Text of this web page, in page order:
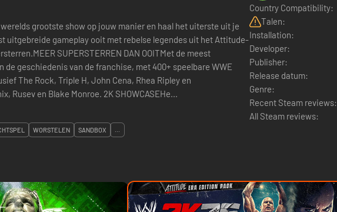
werelds grootste show op jouw manier en haal het uiterste uit je
uitgebreide gameplay ooit met rebelse legendes uit het Attitude-
SUPERSTERREN DAN OOITMet de meest
geschiedenis van de franchise, met 400+ speelbare WWE
The Rock, Triple H, John Cena, Rhea Ripley en
publieksfavorieten als Rey Fénix, Rusev en Blake Monroe. 2K SHOWCASEHe...
Country Compatibility:
Talen:
Installation:
Developer:
Publisher:
Release datum:
Genre:
Recent Steam reviews:
All Steam reviews:
WORSTELEN SANDBOX ...